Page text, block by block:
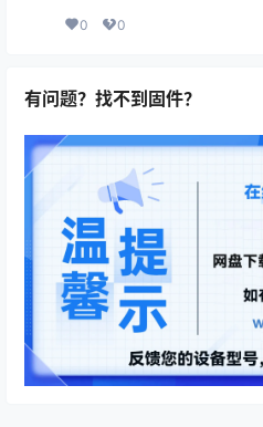
0 0
有问题？找不到固件？